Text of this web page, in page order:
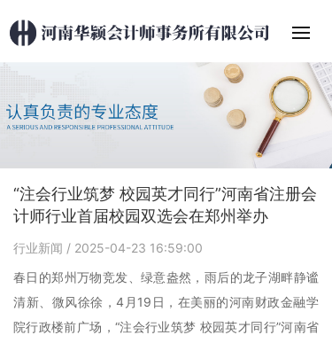
“注会行业筑梦 校园英才同行”河南省注册会
计师行业首届校园双选会在郑州举办
行业新闻 / 2025-04-23 16:59:00
春日的郑州万物竞发、绿意盎然，雨后的龙子湖畔静谧
清新、微风徐徐，4月19日，在美丽的河南财政金融学
院行政楼前广场，“注会行业筑梦 校园英才同行”河南省